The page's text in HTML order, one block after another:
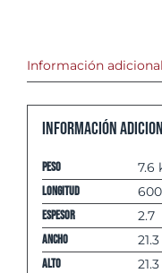
Información adicional
Información
Peso 7.6
Longitud
espesor 2.7
Ancho 21.3
Alto 21.3